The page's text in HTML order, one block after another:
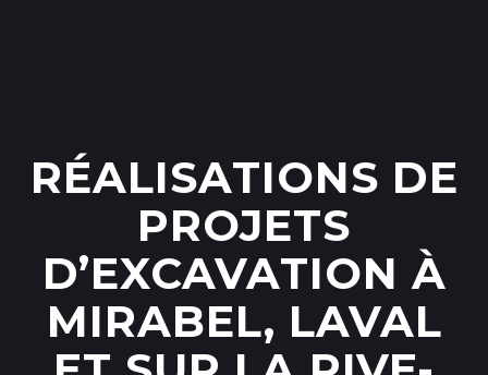
RÉALISATIONS DE
PROJETS
D’EXCAVATION À
MIRABEL, LAVAL